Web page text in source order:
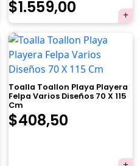
$1.559,00 Rango
de
precios:
desde
Toalla Toallon Playa Playera
Felpa Varios Diseños 70 X 115
Cm
El
$408,50
×
está vacío.